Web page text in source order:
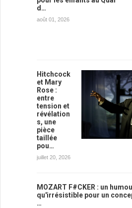
d…
août 01, 2026
Hitchcock
et Mary
Rose :
entre
tension et
révélation
s, une
pièce
taillée
pou…
juillet 20, 2026
MOZART F#CKER : un
qu'irrésistible pour un
…